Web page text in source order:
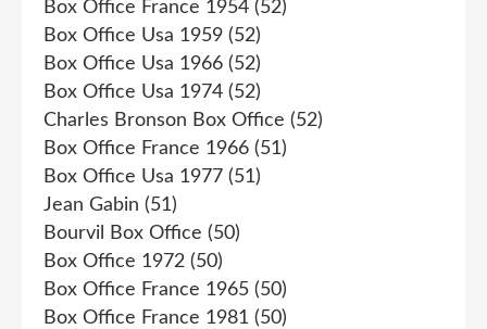
Box Office France 1954 (52)
Box Office Usa 1959 (52)
Box Office Usa 1966 (52)
Box Office Usa 1974 (52)
Charles Bronson Box Office (52)
Box Office France 1966 (51)
Box Office Usa 1977 (51)
Jean Gabin (51)
Bourvil Box Office (50)
Box Office 1972 (50)
Box Office France 1965 (50)
Box Office France 1981 (50)